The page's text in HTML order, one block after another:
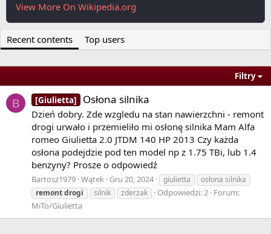
View More On Wikipedia.org
Recent contents Top users
Filtry
B [Giulietta] Osłona silnika
Dzień dobry. Zde wzgledu na stan nawierzchni - remont
drogi urwało i przemieliło mi osłonę silnika Mam Alfa
romeo Giulietta 2.0 JTDM 140 HP 2013 Czy każda
osłona podejdzie pod ten model np z 1.75 TBi, lub 1.4
benzyny? Prosze o odpowiedź
Bartosz1979 Wątek Gru 20, 2024 giulietta
osłona silnika
remontdrogi silnik zderzak Odpowiedzi: 2 Forum:
MiTo/Giulietta